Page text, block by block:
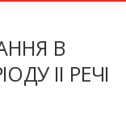
В
ІІ РЕЧІ